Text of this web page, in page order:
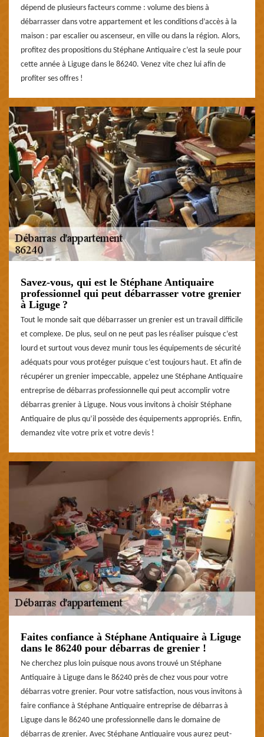
dépend de plusieurs facteurs comme : volume des biens à
débarrasser dans votre appartement et les conditions d’accès à la
maison : par escalier ou ascenseur, en ville ou dans la région. Alors,
profitez des propositions du Stéphane Antiquaire c’est la seule pour
cette année à Liguge dans le 86240. Venez vite chez lui afin de
profiter ses offres !
Savez-vous, qui est le Stéphane Antiquaire
professionnel qui peut débarrasser votre grenier
à Liguge ?
Tout le monde sait que débarrasser un grenier est un travail difficile
et complexe. De plus, seul on ne peut pas les réaliser puisque c’est
lourd et surtout vous devez munir tous les équipements de sécurité
adéquats pour vous protéger puisque c’est toujours haut. Et afin de
récupérer un grenier impeccable, appelez une Stéphane Antiquaire
entreprise de débarras professionnelle qui peut accomplir votre
débarras grenier à Liguge. Nous vous invitons à choisir Stéphane
Antiquaire de plus qu’il possède des équipements appropriés. Enfin,
demandez vite votre prix et votre devis !
Faites confiance à Stéphane Antiquaire à Liguge
dans le 86240 pour débarras de grenier !
Ne cherchez plus loin puisque nous avons trouvé un Stéphane
Antiquaire à Liguge dans le 86240 près de chez vous pour votre
débarras votre grenier. Pour votre satisfaction, nous vous invitons à
faire confiance à Stéphane Antiquaire entreprise de débarras à
Liguge dans le 86240 une professionnelle dans le domaine de
débarras de grenier. Avec Stéphane Antiquaire vous aurez peut-